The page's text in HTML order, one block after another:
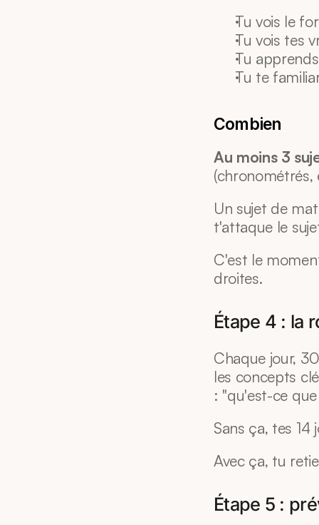
Tu vois le
Tu vois tes
Tu
Tu te
Combien
Au moins 3
(chronométrés,
Un sujet de
t'attaque le
C'est le
droites.
Étape 4 : la
Chaque jour,
les concepts
: "qu'est-ce
Sans ça, tes 14
Avec ça, tu
Étape 5 :